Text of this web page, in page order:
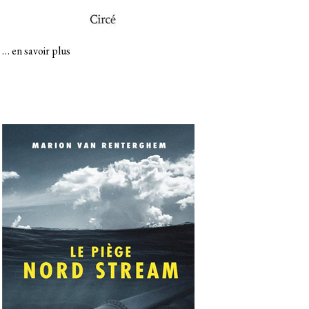
…en savoir plus